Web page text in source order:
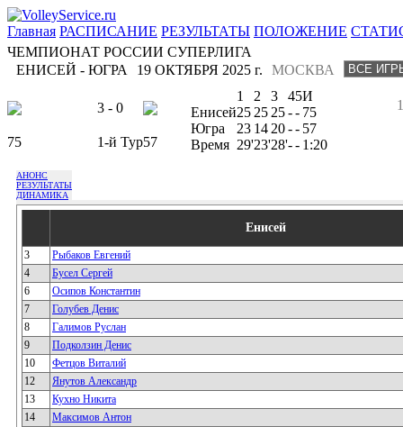
Главная РАСПИСАНИЕ РЕЗУЛЬТАТЫ ПОЛОЖЕНИЕ
ЧЕМПИОНАТ РОССИИ СУПЕРЛИГА
ЕНИСЕЙ - ЮГРА
МОСКВА
19 ОКТЯБРЯ 2025 г.
3 - 0
75 1-й Тур57
1 2 3 45И
Енисей25 25 25-- 75
Югра
23 14 20-- 57
Время 29'23'28'-- 1:20
АНОНС
РЕЗУЛЬТАТЫ
ДИНАМИКА
Енисей
3
Рыбаков Евгений
4
Бусел Сергей
6
Осипов Константин
7
Голубев Денис
8
Галимов Руслан
9
Подколзин Денис
10
Фетцов Виталий
12
Янутов Александр
13
Кухно Никита
14
Максимов Антон